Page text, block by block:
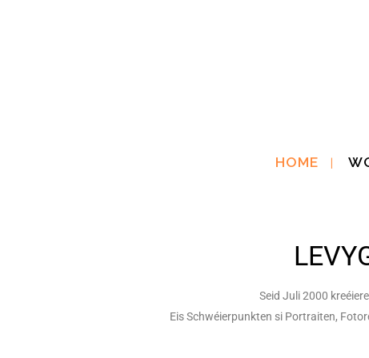
HOME
Seid Juli 2000
Eis Schwéierpunkten si Portraiten,